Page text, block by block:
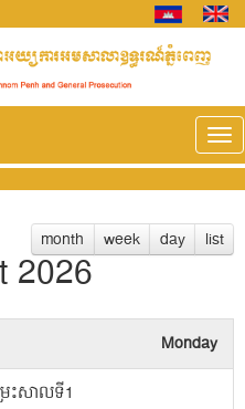
month week day list
2026
Monday
ះសាលទី1